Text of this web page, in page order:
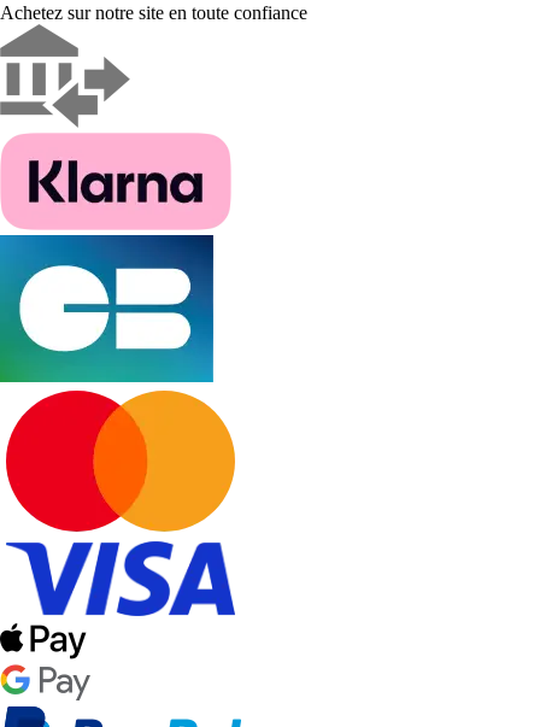
Achetez sur notre site en toute confiance